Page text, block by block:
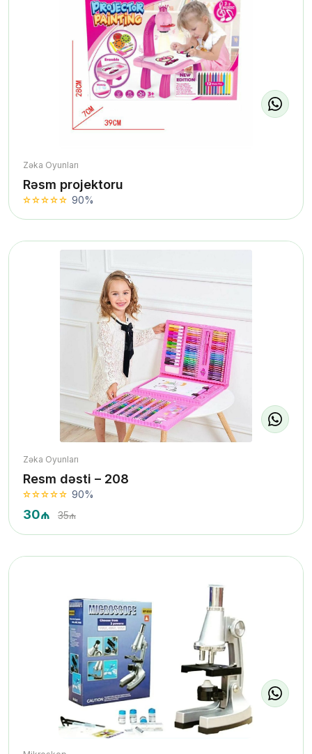
Zəka Oyunları
Rəsm projektoru
90%
Zəka Oyunları
Resm dəsti – 208
90%
30₼ 35₼